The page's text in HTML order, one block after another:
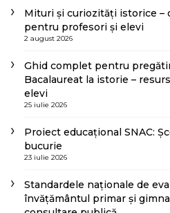
Mituri și curiozități istorice –
pentru profesori și elevi
2 august 2026
Ghid complet pentru
Bacalaureat la istorie –
elevi
25 iulie 2026
Proiect educațional SNAC:
bucurie
23 iulie 2026
Standardele naționale de
învățământul primar și